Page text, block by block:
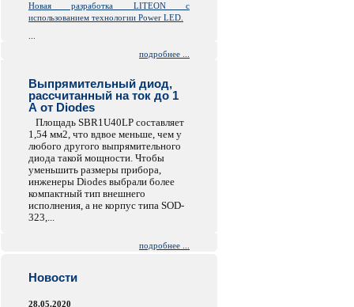
Новая разработка LITEON с
использованием технологии Power LED.
подробнее ...
Выпрямительный диод,
рассчитанный на ток до 1
А от Diodes
Площадь SBR1U40LP составляет
1,54 мм2, что вдвое меньше, чем у
любого другого выпрямительного
диода такой мощности. Чтобы
уменьшить размеры прибора,
инженеры Diodes выбрали более
компактный тип внешнего
исполнения, а не корпус типа SOD-
323,...
подробнее ...
Новости
28.05.2020